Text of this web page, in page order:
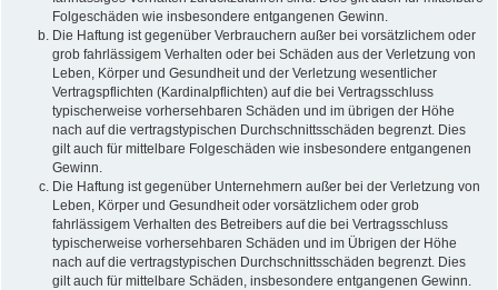
Folgeschäden wie insbesondere entgangenen Gewinn.
Die Haftung ist gegenüber Verbrauchern außer bei vorsätzlichem oder
grob fahrlässigem Verhalten oder bei Schäden aus der Verletzung von
Leben, Körper und Gesundheit und der Verletzung wesentlicher
Vertragspflichten (Kardinalpflichten) auf die bei Vertragsschluss
typischerweise vorhersehbaren Schäden und im übrigen der Höhe
nach auf die vertragstypischen Durchschnittsschäden begrenzt. Dies
gilt auch für mittelbare Folgeschäden wie insbesondere entgangenen
Gewinn.
Die Haftung ist gegenüber Unternehmern außer bei der Verletzung von
Leben, Körper und Gesundheit oder vorsätzlichem oder grob
fahrlässigem Verhalten des Betreibers auf die bei Vertragsschluss
typischerweise vorhersehbaren Schäden und im Übrigen der Höhe
nach auf die vertragstypischen Durchschnittsschäden begrenzt. Dies
gilt auch für mittelbare Schäden, insbesondere entgangenen Gewinn.